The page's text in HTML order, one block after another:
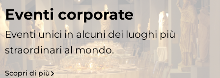
Eventi corporate
Eventi unici in alcuni dei luoghi più
straordinari al mondo.
Scopri di più